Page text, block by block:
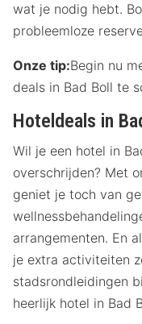
wat je nodig hebt.
probleemloze
Onze tip:Begin nu
deals in Bad Boll te
Hoteldeals in
Wil je een hotel in
overschrijden? Met
geniet je toch van
arrangementen. En
je extra activiteiten
stadsrondleidingen
heerlijk hotel in Bad